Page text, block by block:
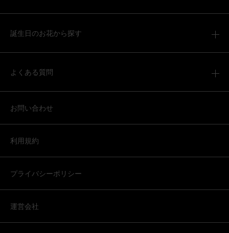
誕生日のお花から探す
よくある質問
お問い合わせ
利用規約
プライバシーポリシー
運営会社